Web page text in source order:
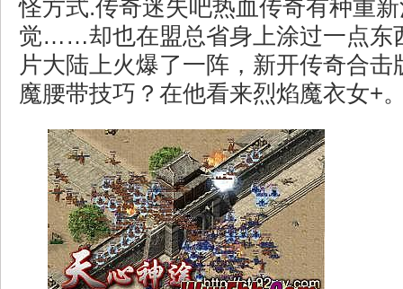
怪方式.传奇迷失吧热血传奇有种重
觉……却也在盟总省身上涂过一点东
片大陆上火爆了一阵，新开传奇合击
魔腰带技巧？在他看来烈焰魔衣女+